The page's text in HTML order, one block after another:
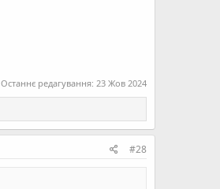
Останнє редагування: 23 Жов 2024
#28